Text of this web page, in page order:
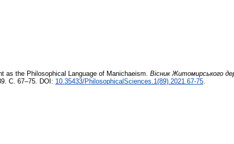
as the Philosophical Language of Manichaeism. Вісник Житомирського
С. 67–75. DOI: 10.35433/PhilosophicalSciences.1(89).2021.67-75.